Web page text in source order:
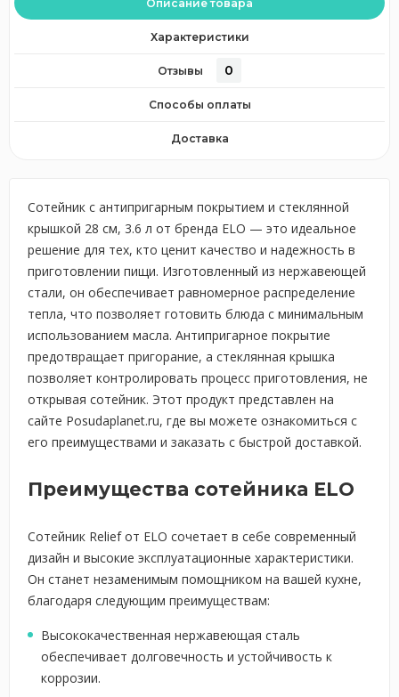
Описание товара
Характеристики
Отзывы 0
Способы оплаты
Доставка
Сотейник с антипригарным покрытием и стеклянной
крышкой 28 см, 3.6 л от бренда ELO — это идеальное
решение для тех, кто ценит качество и надежность в
приготовлении пищи. Изготовленный из нержавеющей
стали, он обеспечивает равномерное распределение
тепла, что позволяет готовить блюда с минимальным
использованием масла. Антипригарное покрытие
предотвращает пригорание, а стеклянная крышка
позволяет контролировать процесс приготовления, не
открывая сотейник. Этот продукт представлен на
сайте Posudaplanet.ru, где вы можете ознакомиться с
его преимуществами и заказать с быстрой доставкой.
Преимущества сотейника ELO
Сотейник Relief от ELO сочетает в себе современный
дизайн и высокие эксплуатационные характеристики.
Он станет незаменимым помощником на вашей кухне,
благодаря следующим преимуществам:
Высококачественная нержавеющая сталь
обеспечивает долговечность и устойчивость к
коррозии.